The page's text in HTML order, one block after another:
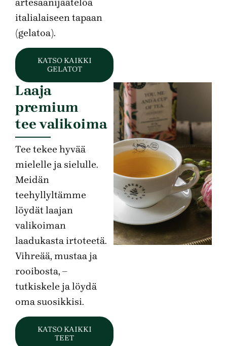
artesaanijäätelöä
italialaiseen tapaan
(gelatoa).
KATSO KAIKKI
GELATOT
Laaja
premium
tee valikoima
Tee tekee hyvää
mielelle ja sielulle.
Meidän
teehyllyltämme
löydät laajan
valikoiman
laadukasta irtoteetä.
Vihreää, mustaa ja
rooibosta, –
tutkiskele ja löydä
oma suosikkisi.
KATSO KAIKKI
TEET